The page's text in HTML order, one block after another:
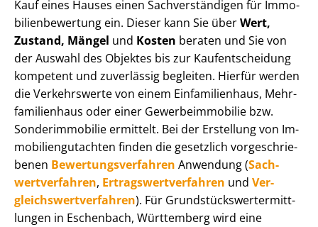
Kauf eines Hauses einen Sach­ver­stän­di­gen für Im­mo­
bi­li­en­be­wer­tung ein. Dieser kann Sie überWert,
Zustand, Mängel und Kosten beraten und Sie von
der Auswahl des Objektes bis zur Kauf­ent­schei­dung
kompetent und zuverlässig begleiten. Hierfür werden
die Verkehrswerte von einem Einfamilienhaus, Mehr­
fa­mi­li­en­haus oder einer Ge­wer­be­im­mo­bi­lie bzw.
Sonderimmobilie ermittelt. Bei der Erstellung von Im­
mo­bi­li­en­gut­ach­ten finden die gesetzlich vor­ge­schrie­
be­nen Be­wer­tungs­ver­fah­ren Anwendung (Sach­
wert­ver­fah­ren, Er­trags­wert­ver­fah­ren und Ver­
gleichs­wert­ver­fah­ren). Für Grund­stücks­wert­ermitt­
lun­gen in Eschenbach, Württemberg wird eine